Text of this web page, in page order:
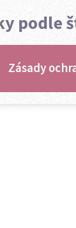
podle
Zásady